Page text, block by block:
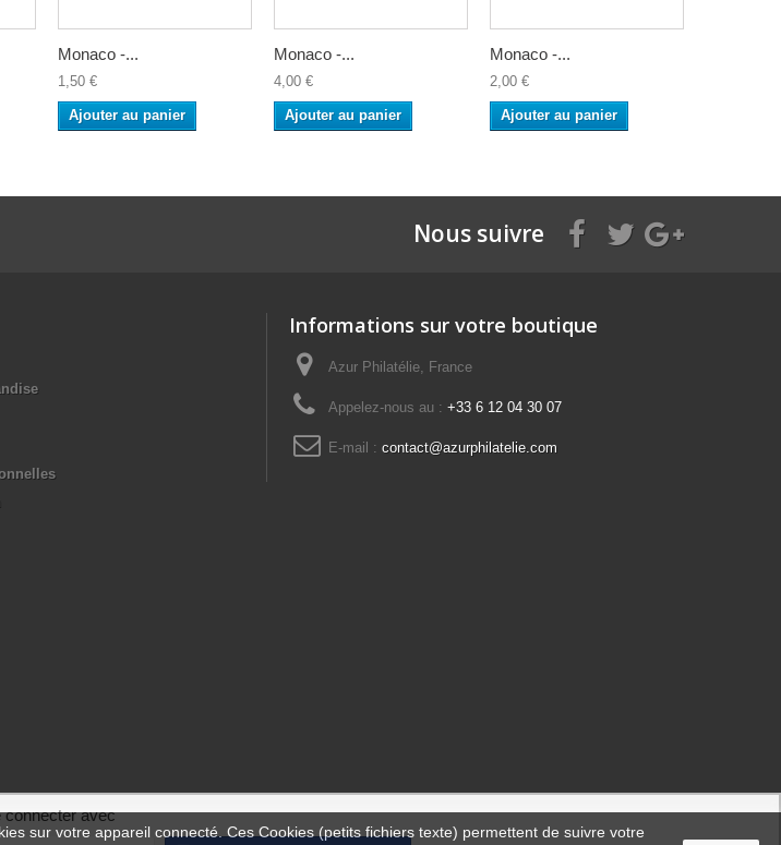
Monaco -...
1,50 €
Ajouter au panier
Monaco -...
4,00 €
Ajouter au panier
Monaco -...
2,00 €
Ajouter au panier
Nous suivre
Informations sur votre boutique
Azur Philatélie, France
Appelez-nous au : +33 6 12 04 30 07
E-mail : contact@azurphilatelie.com
sur votre appareil connecté. Ces Cookies (petits fichiers texte) permettent de suivre votre
connecter avec